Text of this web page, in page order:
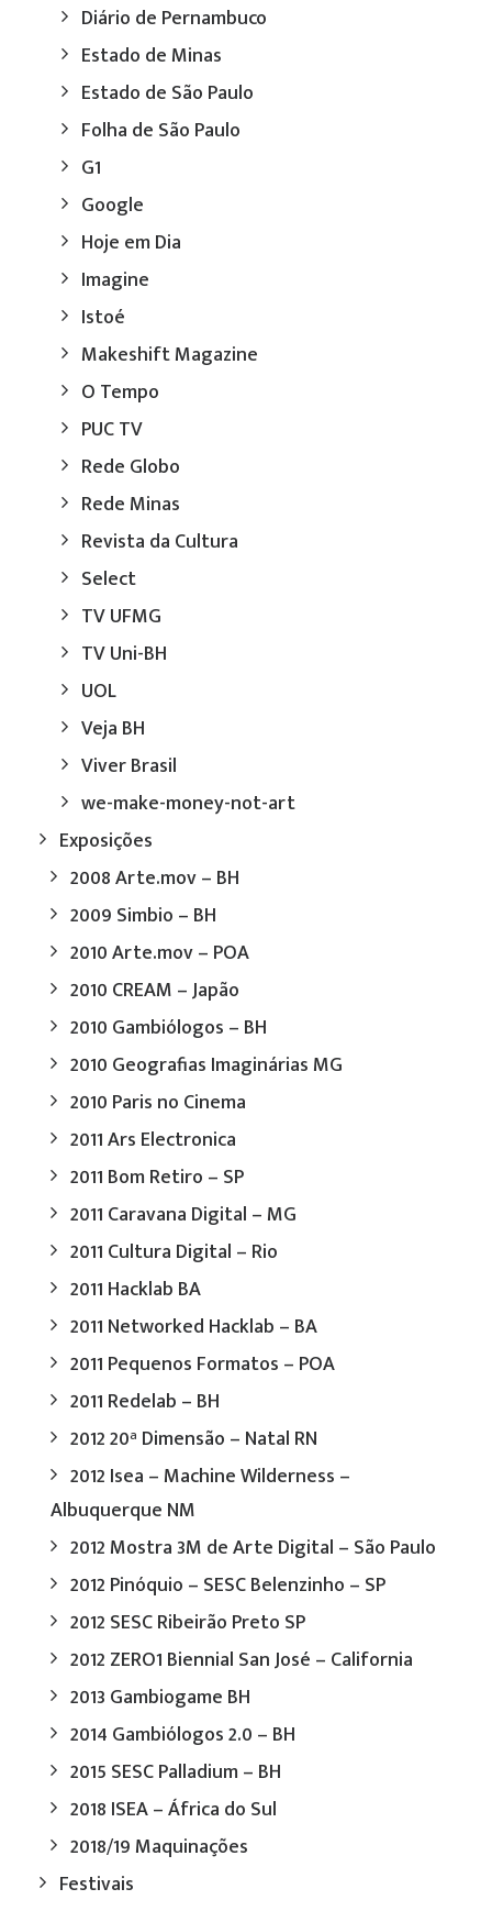
Diário de Pernambuco
Estado de Minas
Estado de São Paulo
Folha de São Paulo
G1
Google
Hoje em Dia
Imagine
Istoé
Makeshift Magazine
O Tempo
PUC TV
Rede Globo
Rede Minas
Revista da Cultura
Select
TV UFMG
TV Uni-BH
UOL
Veja BH
Viver Brasil
we-make-money-not-art
Exposições
2008 Arte.mov – BH
2009 Simbio – BH
2010 Arte.mov – POA
2010 CREAM – Japão
2010 Gambiólogos – BH
2010 Geografias Imaginárias MG
2010 Paris no Cinema
2011 Ars Electronica
2011 Bom Retiro – SP
2011 Caravana Digital – MG
2011 Cultura Digital – Rio
2011 Hacklab BA
2011 Networked Hacklab – BA
2011 Pequenos Formatos – POA
2011 Redelab – BH
2012 20ª Dimensão – Natal RN
2012 Isea – Machine Wilderness –
Albuquerque NM
2012 Mostra 3M de Arte Digital – São Paulo
2012 Pinóquio – SESC Belenzinho – SP
2012 SESC Ribeirão Preto SP
2012 ZERO1 Biennial San José – California
2013 Gambiogame BH
2014 Gambiólogos 2.0 – BH
2015 SESC Palladium – BH
2018 ISEA – África do Sul
2018/19 Maquinações
Festivais